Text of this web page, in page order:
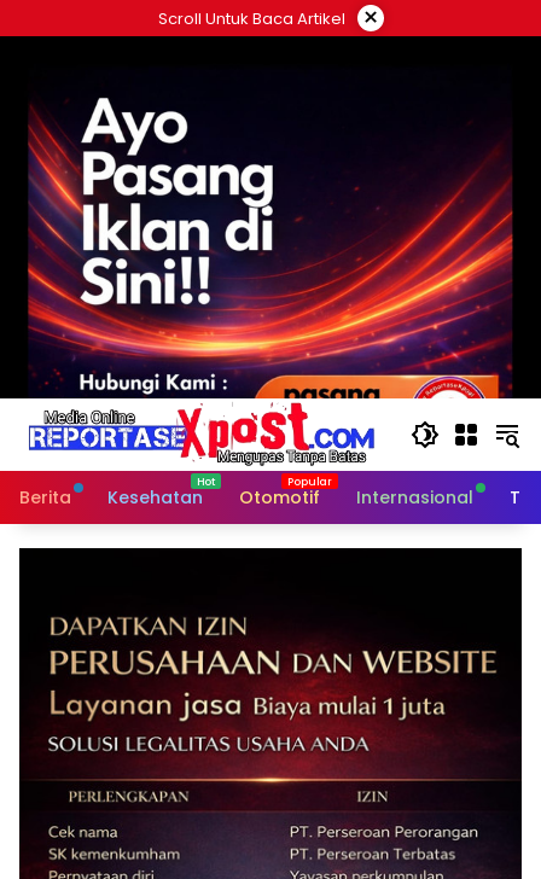
ke
Scroll Untuk Baca Artikel ×
Berita Kesehatan Otomotif Internasional